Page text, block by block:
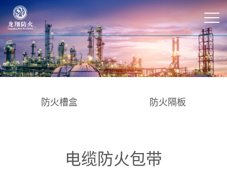
防火槽盒 防火隔板
电缆防火包带